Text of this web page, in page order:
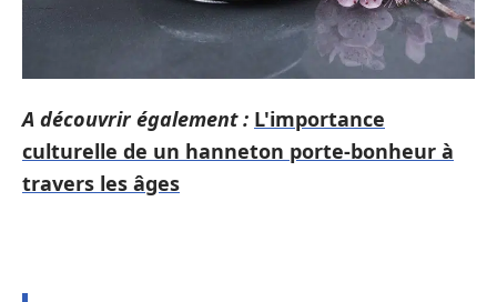
A découvrir également : L'importance
culturelle de un hanneton porte-bonheur à
travers les âges